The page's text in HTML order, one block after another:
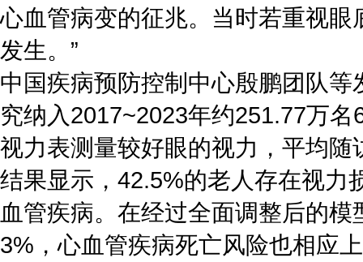
心血管病变的征兆。当时若重视
发生。”
中国疾病预防控制中心殷鹏团队
究纳入2017~2023年约251.77万
视力表测量较好眼的视力，平均随
结果显示，42.5%的老人存在视力
血管疾病。在经过全面调整后的
3%，心血管疾病死亡风险也相应